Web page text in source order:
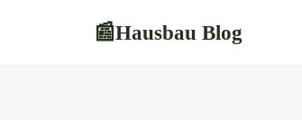
📰Hausbau Blog